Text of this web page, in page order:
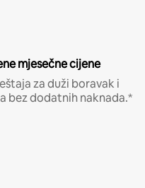
mjesečne cijene
za duži boravak i
bez dodatnih naknada.*